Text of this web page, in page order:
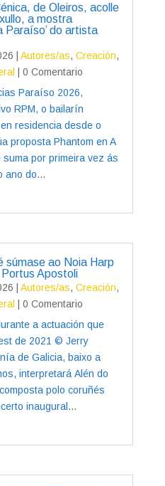
de Oleiros, acolle
a mostra
Paraíso’ do artista
Autores/as, Creación,
| 0 Comentario
Paraíso 2026,
RPM, o bailarín
residencia desde o
proposta Phantom en A
por primeira vez ás
ano do...
súmase ao Noia Harp
Apostoli
Autores/as, Creación,
| 0 Comentario
a actuación que
de 2021 © Jerry
de Galicia, baixo a
interpretará Alén do
polo coruñés
inaugural...